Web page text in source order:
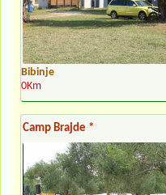
Bibinje
0Km
Camp Brajde *